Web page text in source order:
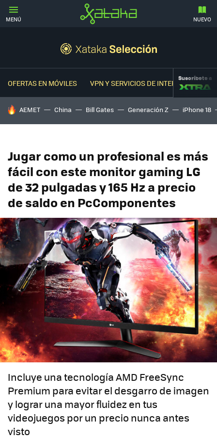
MENÚ NUEVO
OFERTAS EN MÓVILES VPN Y SERVICIOS DE INTERNETSuscríbete a
HOY SE HABLA DE
AEMET China Bill Gates Generación Z iPhone 18
Jugar como un profesional es más
fácil con este monitor gaming LG
de 32 pulgadas y 165 Hz a precio
de saldo en PcComponentes
Incluye una tecnología AMD FreeSync
Premium para evitar el desgarro de imagen
y lograr una mayor fluidez en tus
videojuegos por un precio nunca antes
visto